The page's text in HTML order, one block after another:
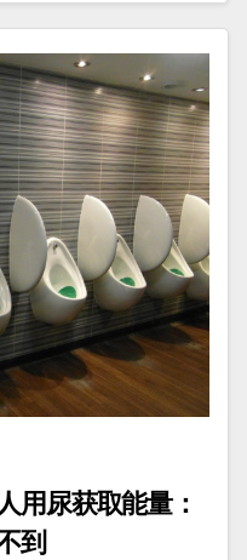
用尿获取能量：
到